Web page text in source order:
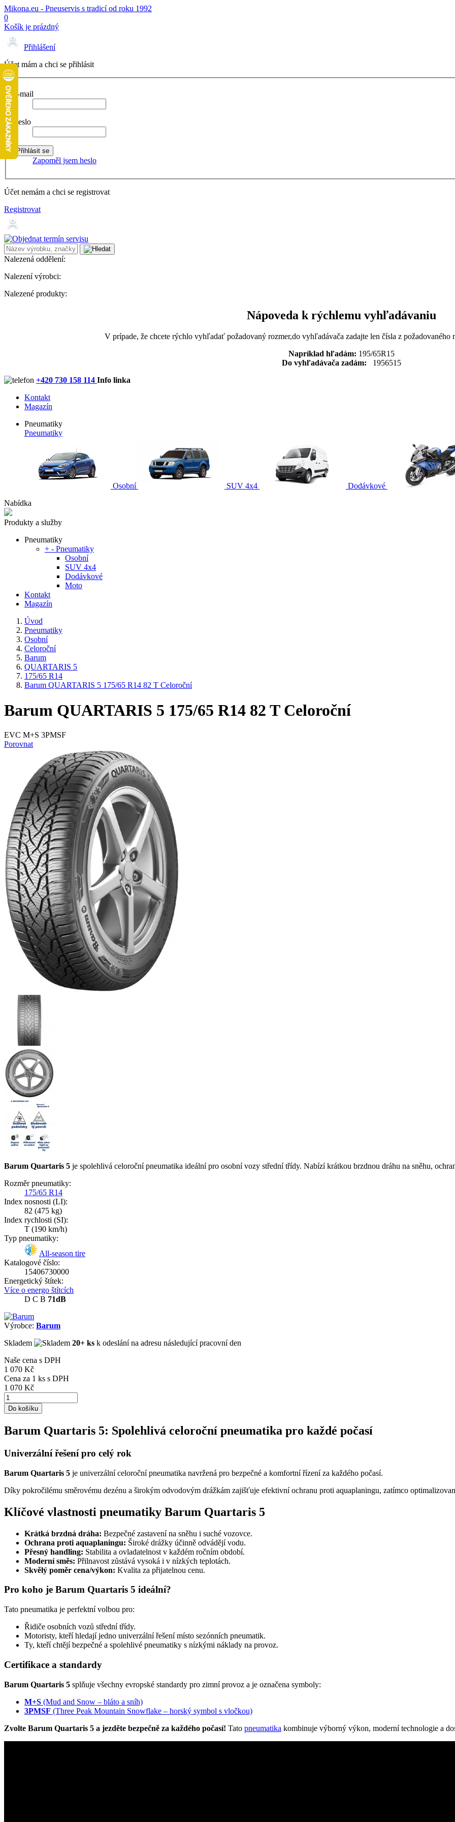
Mikona.eu - Pneuservis s tradicí od roku 1992
0
Košík je prázdný
Přihlášení
Účet mám a chci se přihlásit
E-mail
Heslo
Zapoměl jsem heslo
Účet nemám a chci se registrovat
Registrovat
Nalezená oddělení:
Nalezení výrobci:
Nalezené produkty:
Nápoveda k rýchlemu vyhľadávaniu
V prípade, že chcete rýchlo vyhľadať požadovaný rozmer,do vyhľadávača zadajte len čísla z
Napríklad hľadám: 195/65R15
Do vyhľadávača zadám: 1956515
+420 730 158 114 Info linka
Kontakt
Magazín
Pneumatiky
Pneumatiky
Osobní SUV 4x4
Dodávkové
Nabídka
Produkty a služby
Pneumatiky
+ - Pneumatiky
Osobní
SUV 4x4
Dodávkové
Moto
Kontakt
Magazín
Úvod
Pneumatiky
Osobní
Celoroční
Barum
QUARTARIS 5
175/65 R14
Barum QUARTARIS 5 175/65 R14 82 T Celoroční
Barum QUARTARIS 5 175/65 R14 82 T Celoroční
EVC M+S 3PMSF
Porovnat
Barum Quartaris 5 je spolehlivá celoroční pneumatika ideální pro osobní vozy střední třídy. Nabízí krátkou brzdnou dráhu na sněhu,
Rozměr pneumatiky:
175/65 R14
Index nosnosti (LI):
82 (475 kg)
Index rychlosti (SI):
T (190 km/h)
Typ pneumatiky:
All-season tire
Katalogové číslo:
15406730000
Energetický štítek:
Více o energo štítcích
D C B 71dB
Výrobce: Barum
Skladem
20+ ks k odeslání na adresu následující pracovní den
Naše cena s DPH
1 070 Kč
Cena za 1 ks s DPH
1 070 Kč
Do košíku
Barum Quartaris 5: Spolehlivá celoroční pneumatika pro každé počasí
Univerzální řešení pro celý rok
Barum Quartaris 5 je univerzální celoroční pneumatika navržená pro bezpečné a komfortní řízení za každého počasí.
Díky pokročilému směrovému dezénu a širokým odvodovým drážkám zajišťuje efektivní ochranu proti aquaplaningu, zatímco
Klíčové vlastnosti pneumatiky Barum Quartaris 5
Krátká brzdná dráha: Bezpečné zastavení na sněhu i suché vozovce.
Ochrana proti aquaplaningu: Široké drážky účinně odvádějí vodu.
Přesný handling: Stabilita a ovladatelnost v každém ročním období.
Moderní směs: Přilnavost zůstává vysoká i v nízkých teplotách.
Skvělý poměr cena/výkon: Kvalita za přijatelnou cenu.
Pro koho je Barum Quartaris 5 ideální?
Tato pneumatika je perfektní volbou pro:
Řidiče osobních vozů střední třídy.
Motoristy, kteří hledají jedno univerzální řešení místo sezónních pneumatik.
Ty, kteří chtějí bezpečné a spolehlivé pneumatiky s nízkými náklady na provoz.
Certifikace a standardy
Barum Quartaris 5 splňuje všechny evropské standardy pro zimní provoz a je označena symboly:
M+S (Mud and Snow – bláto a sníh)
3PMSF (Three Peak Mountain Snowflake – horský symbol s vločkou)
Zvolte Barum Quartaris 5 a jezděte bezpečně za každého počasí! Tato pneumatika kombinuje výborný výkon, moderní technologie a